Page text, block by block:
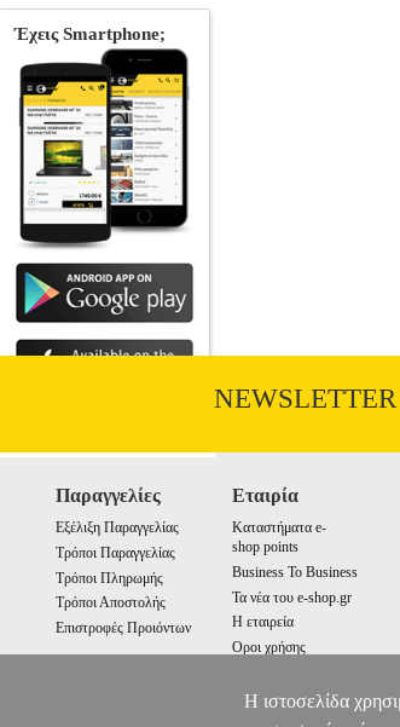
NEWSLETTER
Παραγγελίες
Εξέλιξη Παραγγελίας
Τρόποι Παραγγελίας
Τρόποι Πληρωμής
Τρόποι Αποστολής
Επιστροφές Προιόντων
Εταιρία
Καταστήματα e-
shop points
Business To Business
Τα νέα του e-shop.gr
Η εταιρεία
Οροι χρήσης
Η ιστοσελίδα